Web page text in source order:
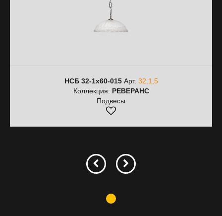
НСБ 32-1х60-015Арт. 32,1,5
Коллекция: РЕВЕРАНС
Подвесы